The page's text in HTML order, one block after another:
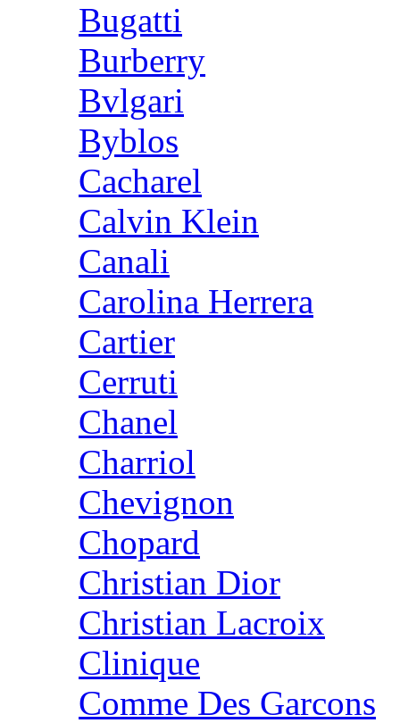
Bugatti
Burberry
Bvlgari
Byblos
Cacharel
Calvin Klein
Canali
Carolina Herrera
Cartier
Cerruti
Chanel
Charriol
Chevignon
Chopard
Christian Dior
Christian Lacroix
Clinique
Comme Des Garcons